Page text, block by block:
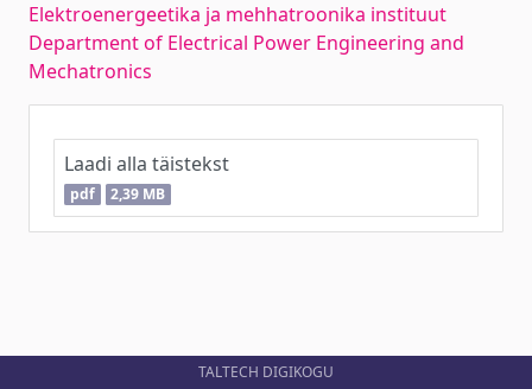
Elektroenergeetika ja mehhatroonika instituut
Department of Electrical Power Engineering and
Mechatronics
Laadi alla täistekst
pdf 2,39 MB
TALTECH DIGIKOGU